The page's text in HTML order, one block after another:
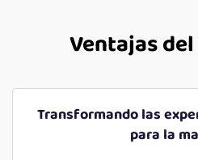
Ventajas
Transformando las
para la